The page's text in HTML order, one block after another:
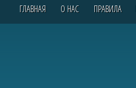
ГЛАВНАЯ О НАС ПРАВИЛА